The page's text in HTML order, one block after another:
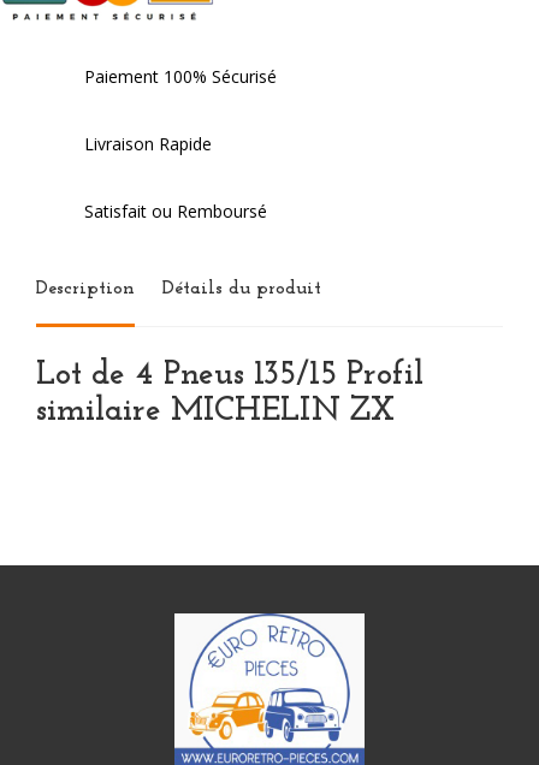
Paiement 100% Sécurisé
Livraison Rapide
Satisfait ou Remboursé
Description Détails du produit
Lot de 4 Pneus 135/15 Profil
similaire MICHELIN ZX